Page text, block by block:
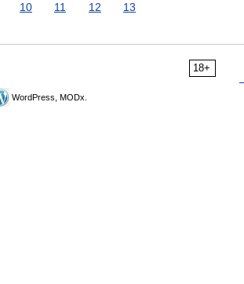
10 11 12 13
18+
WordPress, MODx.